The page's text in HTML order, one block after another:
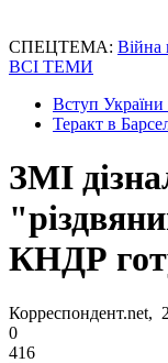
СПЕЦТЕМА: Війна
ВСІ ТЕМИ
Вступ
Теракт в
ЗМІ
КНДР
Корреспондент.net,
0
416